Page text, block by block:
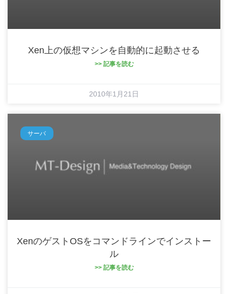
Xen上の仮想マシンを自動的に起動させる
>> 記事を読む
2010年1月21日
サーバ
XenのゲストOSをコマンドラインでインストー
ル
>> 記事を読む